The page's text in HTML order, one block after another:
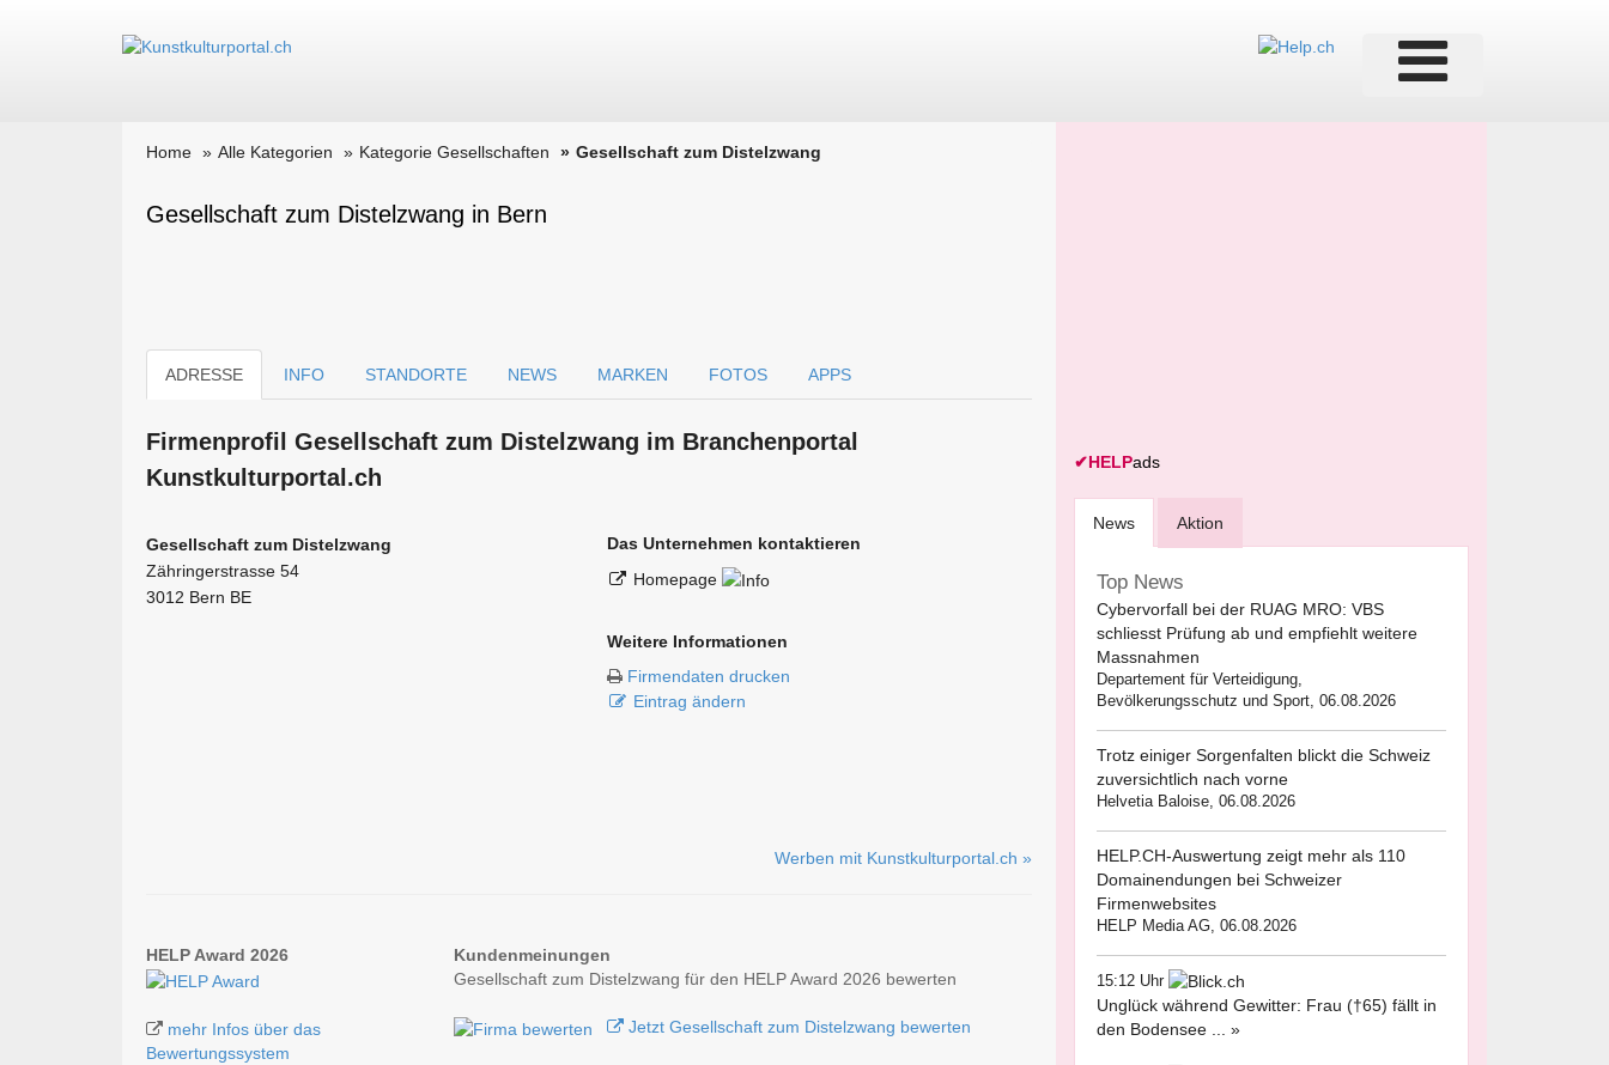
Home Alle Kategorien Kategorie Gesellschaften Gesellschaft zum Distelzwang
Gesellschaft zum Distelzwang in Bern
ADRESSE INFO STANDORTE NEWS MARKEN FOTOS APPS
Firmen­profil Gesellschaft zum Distelzwang im Branchen­portal
Kunstkulturportal.ch
Gesellschaft zum Distelzwang
Zähringerstrasse 54
3012 Bern BE
Das Unternehmen kontaktieren
Homepage
Weitere Informationen
Firmendaten drucken
Eintrag ändern
Werben mit Kunstkulturportal.ch »
HELP Award 2026
mehr Infos über das
Bewertungssystem
Kundenmeinungen
Gesellschaft zum Distelzwang für den HELP Award 2026 bewerten
Jetzt Gesellschaft zum Distelzwang bewerten
✔HELPads
News Aktion
Top News
Cybervorfall bei der RUAG MRO: VBS
schliesst Prüfung ab und empfiehlt weitere
Massnahmen
Departement für Verteidigung,
Bevölkerungsschutz und Sport, 06.08.2026
Trotz einiger Sorgenfalten blickt die Schweiz
zuversichtlich nach vorne
Helvetia Baloise, 06.08.2026
HELP.CH-Auswertung zeigt mehr als 110
Domainendungen bei Schweizer
Firmenwebsites
HELP Media AG, 06.08.2026
15:12 Uhr
Unglück während Gewitter: Frau (†65) fällt in
den Bodensee ... »